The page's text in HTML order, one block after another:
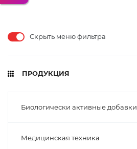
Скрыть меню фильтра
ПРОДУКЦИЯ
Биологически активные добавки
Медицинская техника